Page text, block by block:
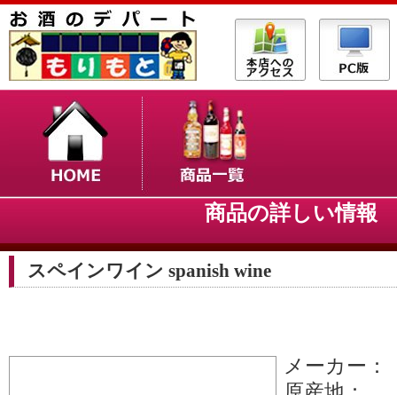
商品の詳しい情
スペインワイン spanish wine
メーカー：